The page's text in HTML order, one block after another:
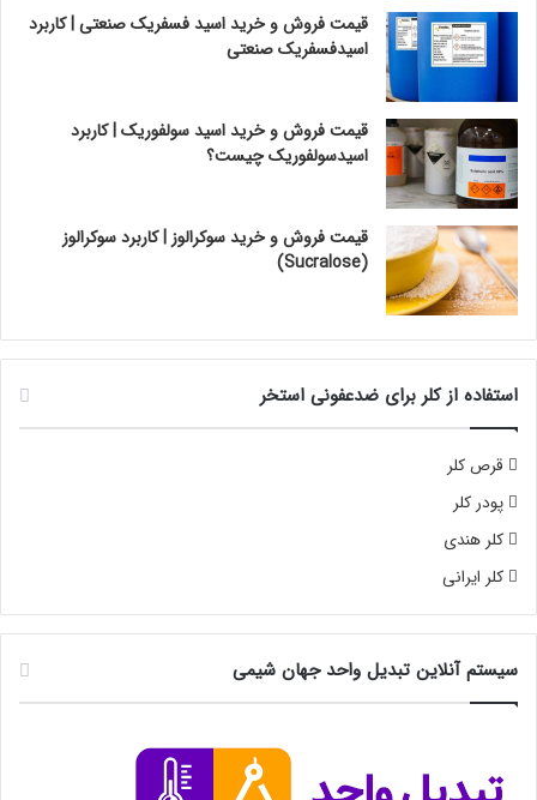
قیمت فروش و خرید اسید فسفریک صنعتی | کاربرد
اسیدفسفریک صنعتی
قیمت فروش و خرید اسید سولفوریک | کاربرد
اسیدسولفوریک چیست؟
قیمت فروش و خرید سوکرالوز | کاربرد سوکرالوز
(Sucralose)
استفاده از کلر برای ضدعفونی استخر
قرص کلر
پودر کلر
کلر هندی
کلر ایرانی
سیستم آنلاین تبدیل واحد جهان شیمی